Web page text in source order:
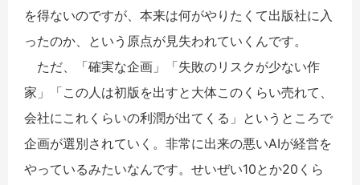
を得ないのですが、本来は何がやりたくて出版社に入
ったのか、という原点が見失われていくんです。
ただ、「確実な企画」「失敗のリスクが少ない作
家」「この人は初版を出すと大体このくらい売れて、
会社にこれくらいの利潤が出てくる」というところで
企画が選別されていく。非常に出来の悪いAIが経営を
やっているみたいなんです。せいぜい10とか20くら